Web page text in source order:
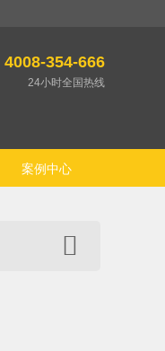
4008-354-666
24小时全国热线
案例中心